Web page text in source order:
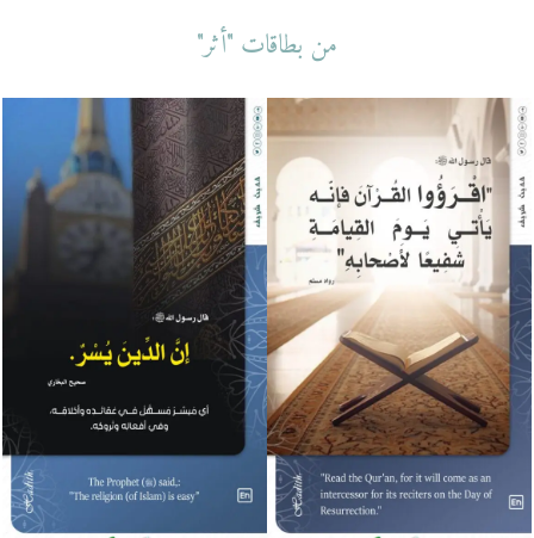
من بطاقات "أثر"